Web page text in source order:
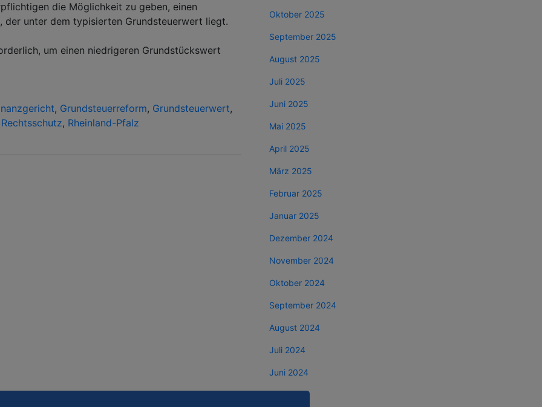
die Möglichkeit zu geben, einen
der unter dem typisierten Grundsteuerwert liegt.
um einen niedrigeren Grundstückswert
, Grundsteuerreform, Grundsteuerwert,
Rechtsschutz, Rheinland-Pfalz
Oktober 2025
September 2025
August 2025
Juli 2025
Juni 2025
Mai 2025
April 2025
März 2025
Februar 2025
Januar 2025
Dezember 2024
November 2024
Oktober 2024
September 2024
August 2024
Juli 2024
Juni 2024